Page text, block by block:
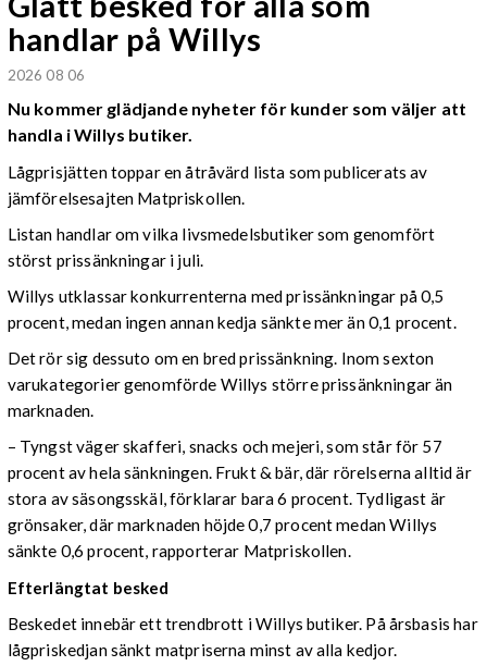
handlar på Willys
2026 08 06
Nu kommer glädjande nyheter för kunder som väljer att
handla i Willys butiker.
Lågprisjätten toppar en åtråvärd lista som publicerats av
jämförelsesajten Matpriskollen.
Listan handlar om vilka livsmedelsbutiker som genomfört
störst prissänkningar i juli.
Willys utklassar konkurrenterna med prissänkningar på 0,5
procent, medan ingen annan kedja sänkte mer än 0,1 procent.
Det rör sig dessuto om en bred prissänkning. Inom sexton
varukategorier genomförde Willys större prissänkningar än
marknaden.
– Tyngst väger skafferi, snacks och mejeri, som står för 57
procent av hela sänkningen. Frukt & bär, där rörelserna alltid är
stora av säsongsskäl, förklarar bara 6 procent. Tydligast är
grönsaker, där marknaden höjde 0,7 procent medan Willys
sänkte 0,6 procent, rapporterar Matpriskollen.
Efterlängtat besked
Beskedet innebär ett trendbrott i Willys butiker. På årsbasis har
lågpriskedjan sänkt matpriserna minst av alla kedjor.